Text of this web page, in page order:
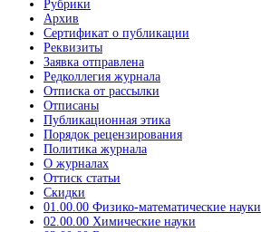
Рубрики
Архив
Сертификат о публикации
Реквизиты
Заявка отправлена
Редколлегия журнала
Отписка от рассылки
Отписаны
Публикационная этика
Порядок рецензирования
Политика журнала
О журналах
Оттиск статьи
Скидки
01.00.00 Физико-математические науки
02.00.00 Химические науки